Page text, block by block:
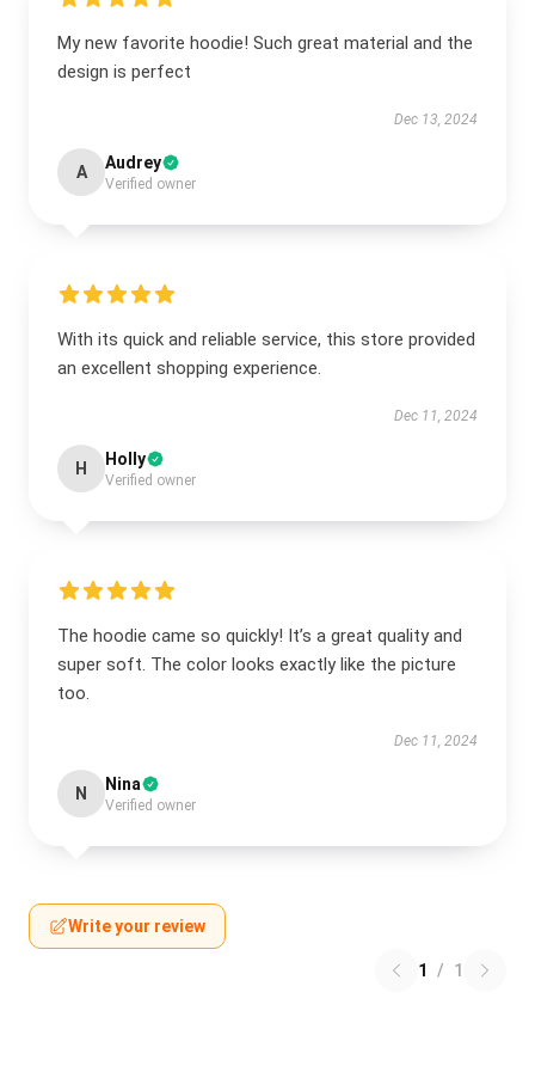
My new favorite hoodie! Such great material and the
design is perfect
Dec 13, 2024
A Audrey
Verified owner
With its quick and reliable service, this store provided
an excellent shopping experience.
Dec 11, 2024
H Holly
Verified owner
The hoodie came so quickly! It’s a great quality and
super soft. The color looks exactly like the picture
too.
Dec 11, 2024
N Nina
Verified owner
Write your review
1 / 1